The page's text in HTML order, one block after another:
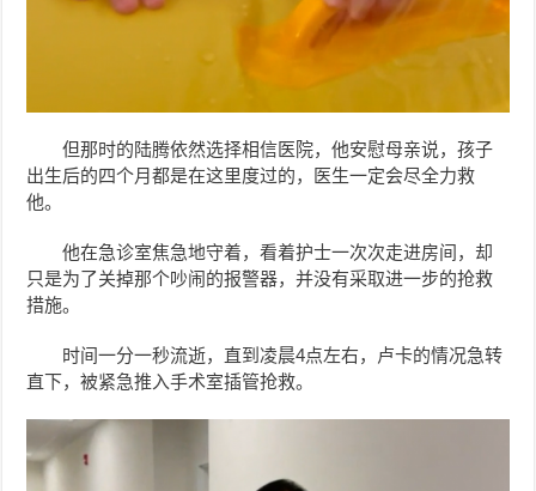
但那时的陆腾依然选择相信医院，他安慰母亲说，孩子
出生后的四个月都是在这里度过的，医生一定会尽全力救
他。
他在急诊室焦急地守着，看着护士一次次走进房间，却
只是为了关掉那个吵闹的报警器，并没有采取进一步的抢救
措施。
时间一分一秒流逝，直到凌晨4点左右，卢卡的情况急转
直下，被紧急推入手术室插管抢救。